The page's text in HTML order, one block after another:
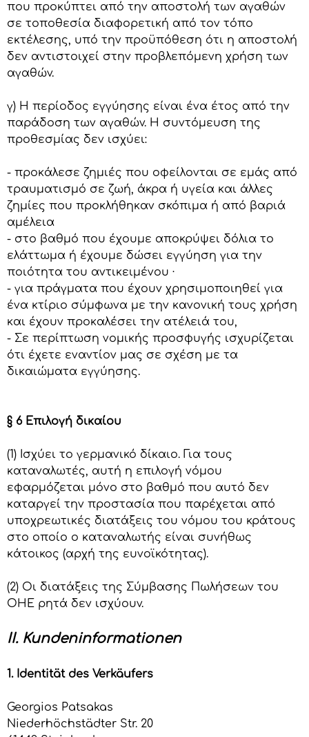
που προκύπτει από την αποστολή των αγαθών
σε τοποθεσία διαφορετική από τον τόπο
εκτέλεσης, υπό την προϋπόθεση ότι η αποστολή
δεν αντιστοιχεί στην προβλεπόμενη χρήση των
αγαθών.
γ) Η περίοδος εγγύησης είναι ένα έτος από την
παράδοση των αγαθών. Η συντόμευση της
προθεσμίας δεν ισχύει:
- προκάλεσε ζημιές που οφείλονται σε εμάς από
τραυματισμό σε ζωή, άκρα ή υγεία και άλλες
ζημίες που προκλήθηκαν σκόπιμα ή από βαριά
αμέλεια
- στο βαθμό που έχουμε αποκρύψει δόλια το
ελάττωμα ή έχουμε δώσει εγγύηση για την
ποιότητα του αντικειμένου ·
- για πράγματα που έχουν χρησιμοποιηθεί για
ένα κτίριο σύμφωνα με την κανονική τους χρήση
και έχουν προκαλέσει την ατέλειά του,
- Σε περίπτωση νομικής προσφυγής ισχυρίζεται
ότι έχετε εναντίον μας σε σχέση με τα
δικαιώματα εγγύησης.
§ 6 Επιλογή δικαίου
(1) Ισχύει το γερμανικό δίκαιο. Για τους
καταναλωτές, αυτή η επιλογή νόμου
εφαρμόζεται μόνο στο βαθμό που αυτό δεν
καταργεί την προστασία που παρέχεται από
υποχρεωτικές διατάξεις του νόμου του κράτους
στο οποίο ο καταναλωτής είναι συνήθως
κάτοικος (αρχή της ευνοϊκότητας).
(2) Οι διατάξεις της Σύμβασης Πωλήσεων του
ΟΗΕ ρητά δεν ισχύουν.
II. Kundeninformationen
1. Identität des Verkäufers
Georgios Patsakas
Niederhöchstädter Str. 20